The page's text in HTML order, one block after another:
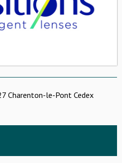
Charenton-le-Pont Cedex